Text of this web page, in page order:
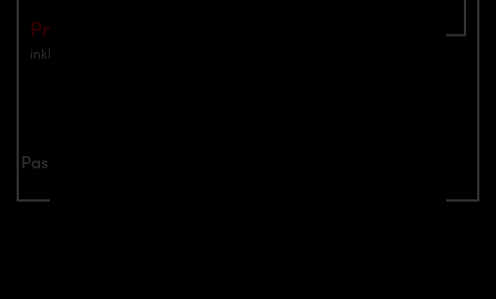
Preis: €949.00
inkl. Mwst.
Passend für alle Mercedes CLS C218/W218 Modelle